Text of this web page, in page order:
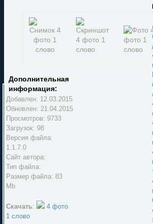
Дополнительная
информация:
Добавлен: 12.03.2015
Обновлен: 21.04.2015
Просмотров: 9733
Загрузок: 98
Версия файла:
1.1.7.0
Сайт автора:
Тип файла:
Размер файла: 83
Mb
Скачать:
4 фото
1 слово